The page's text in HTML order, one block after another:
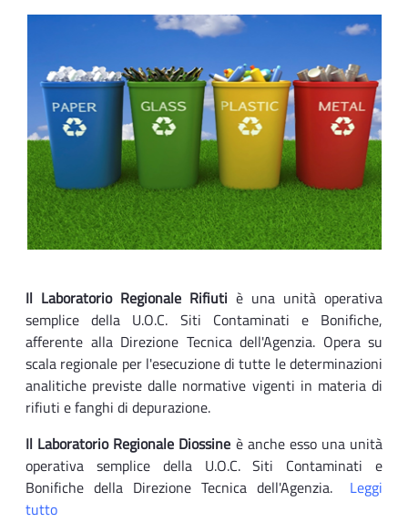
Il Laboratorio Regionale Rifiuti è una unità operativa
semplice della U.O.C. Siti Contaminati e Bonifiche,
afferente alla Direzione Tecnica dell'Agenzia. Opera su
scala regionale per l'esecuzione di tutte le determinazioni
analitiche previste dalle normative vigenti in materia di
rifiuti e fanghi di depurazione.
Il Laboratorio Regionale Diossine è anche esso una unità
operativa semplice della U.O.C. Siti Contaminati e
Bonifiche della Direzione Tecnica dell'Agenzia.
Leggi
tutto